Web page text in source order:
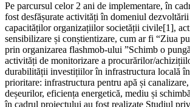
­­­­­­Pe parcursul celor 2 ani de implementare, în
fost desfășurate activități în domeniul
capacităților organizațiilor societății civile[1],
sensibilizare și conștientizare, cum ar fi “Ziua
prin organizarea flashmob-ului ”Schimb o
activități de monitorizare a procurărilor/
durabilității investițiilor în infrastructura locală
prioritare: infrastructura pentru apă și canalizare,
deșeurilor, eficiența energetică, mediu și
în cadrul proiectului au fost realizate Studiul